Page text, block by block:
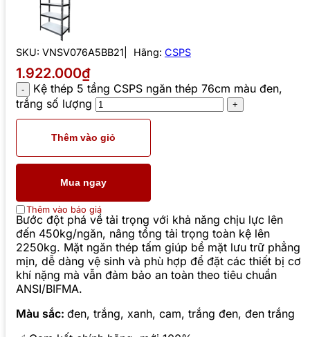
SKU: VNSV076A5BB21 Hãng: CSPS
1.922.000₫
Kệ thép 5 tầng CSPS ngăn thép 76cm màu đen,
trắng số lượng
Thêm vào giỏ
Mua ngay
Thêm vào báo giá
Bước đột phá về tải trọng với khả năng chịu lực lên
đến 450kg/ngăn, nâng tổng tải trọng toàn kệ lên
2250kg. Mặt ngăn thép tấm giúp bề mặt lưu trữ phẳng
mịn, dễ dàng vệ sinh và phù hợp để đặt các thiết bị cơ
khí nặng mà vẫn đảm bảo an toàn theo tiêu chuẩn
ANSI/BIFMA.
Màu sắc: đen, trắng, xanh, cam, trắng đen, đen trắng